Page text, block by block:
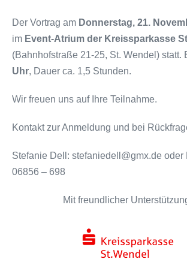
Der Vortrag am Donnerstag, 21.
im Event-Atrium der Kreissparkasse
(Bahnhofstraße 21-25, St. Wendel) statt.
Uhr, Dauer ca. 1,5 Stunden.
Wir freuen uns auf Ihre Teilnahme.
Kontakt zur Anmeldung und bei
Stefanie Dell: stefaniedell@gmx.de oder
06856 – 698
Mit freundlicher